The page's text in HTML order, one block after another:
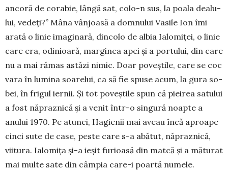
ancoră de corabie, lângă sat, colo-n sus, la poala dealu­
lui, vedeți?” Mâna vânjoasă a domnului Va­sile Ion îmi
arată o linie imagi­nară, dincolo de albia Ialomiței, o linie
care era, odi­nioară, mar­ginea apei și a portu­lui, din care
nu a mai rămas astăzi nimic. Doar poveștile, care se coc
vara în lumina soa­relui, ca să fie spuse acum, la gura so­
bei, în frigul ier­nii. Și tot poveștile spun că piei­rea satului
a fost năpraznică și a venit într-o singură noapte a
anului 1970. Pe atunci, Hagienii mai a­veau încă aproape
cinci sute de case, peste care s-a abătut, năpraz­ni­că,
viitu­ra. Ialomița și-a ieșit furioasă din matcă și a măturat
mai multe sate din câmpia care-i poartă numele.